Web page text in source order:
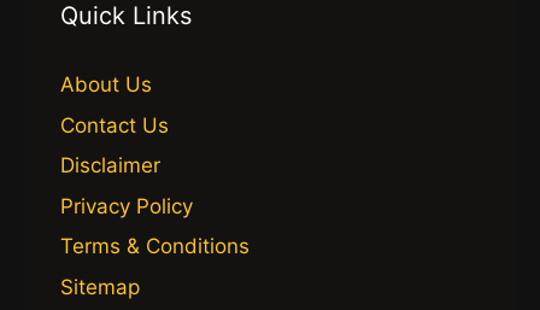
Quick Links
About Us
Contact Us
Disclaimer
Privacy Policy
Terms & Conditions
Sitemap